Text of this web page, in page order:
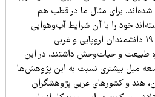
برای مثال ما در قطب هم
خود را با آن شرایط آب‌وهوایی
در دو قرن ۱۸ و ۱۹ دانشمندان اروپایی و غربی
و حیات‌وحش داشتند، در این
بیشتری نسبت به این پژوهش‌ها
و کشورهای عربی پژوهشگران